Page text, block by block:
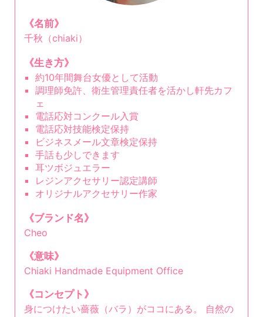
《名前》
千秋（chiaki）
《生き方》
約10年間舞台女優として活動
調理師免許、衛生管理責任者を活かし軒先カフ
ェ
電話応対コンクール入賞
電話応対技能検定保持
ビジネスメール文章検定保持
手話も少しできます
耳ツボジュエラー
レジンアクセサリー認定講師
オリジナルアクセサリー作家
《ブランド名》
Cheo
《意味》
Chiaki Handmade Equipment Office
《コンセプト》
身につけたい薔薇（バラ）がココにある。 自然の